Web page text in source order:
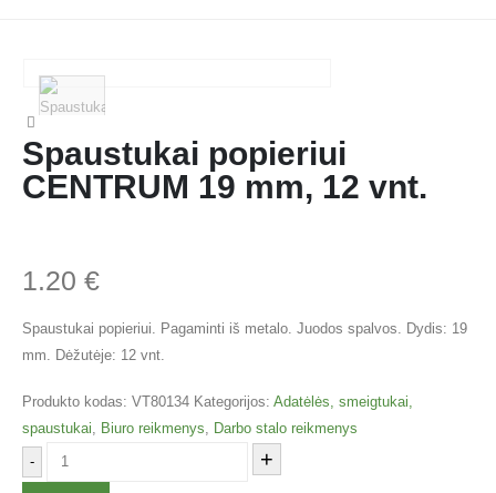
Spaustukai popieriui
CENTRUM 19 mm, 12 vnt.
1.20 €
Spaustukai popieriui. Pagaminti iš metalo. Juodos spalvos. Dydis: 19
mm. Dėžutėje: 12 vnt.
Produkto kodas: VT80134 Kategorijos: Adatėlės, smeigtukai,
spaustukai, Biuro reikmenys, Darbo stalo reikmenys
-
+